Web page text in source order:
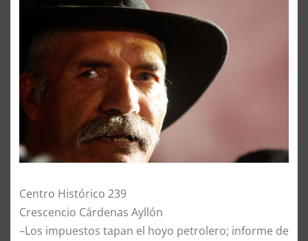
Centro Histórico 239
Crescencio Cárdenas Ayllón
–Los impuestos tapan el hoyo petrolero; informe de